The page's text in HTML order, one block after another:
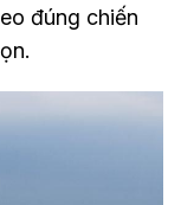
đúng chiến